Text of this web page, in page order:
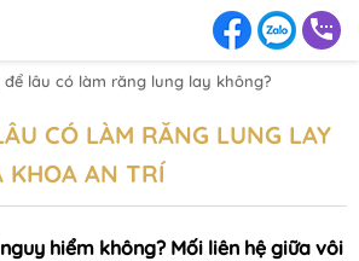
lâu có làm răng lung lay không?
CÓ LÀM RĂNG LUNG LAY
KHOA AN TRÍ
hiểm không? Mối liên hệ giữa vôi